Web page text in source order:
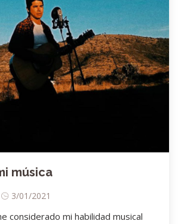
música
3/01/2021
considerado mi habilidad musical